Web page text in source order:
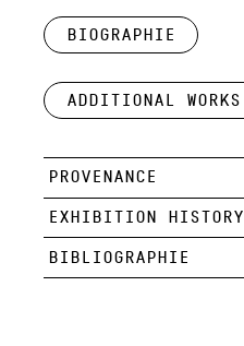
Biographie
Additional works
PROVENANCE
EXHIBITION HISTORY
BIBLIOGRAPHIE